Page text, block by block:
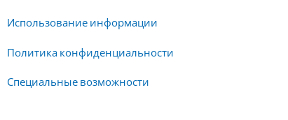
Использование информации
Политика конфиденциальности
Специальные возможности